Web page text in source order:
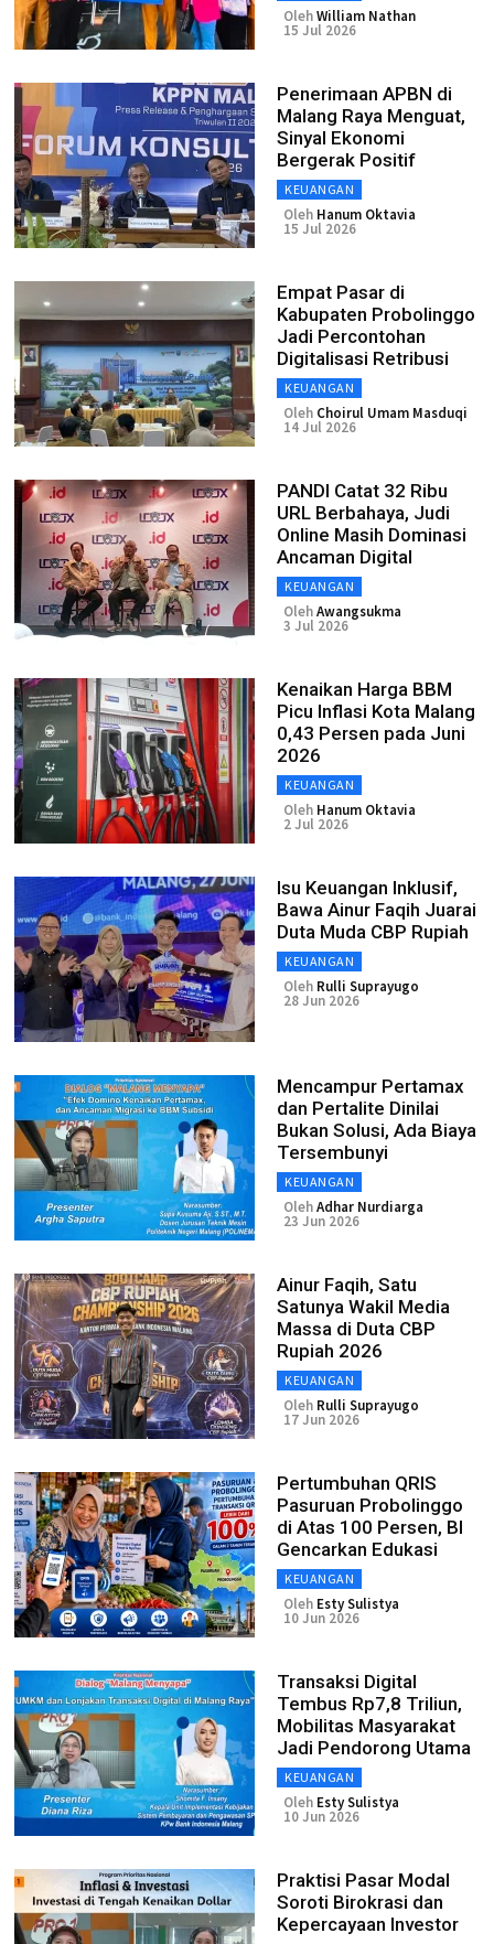
OlehWilliam Nathan
15 Jul 2026
Penerimaan APBN di
Malang Raya Menguat,
Sinyal Ekonomi
Bergerak Positif
KEUANGAN
Oleh Hanum Oktavia
15 Jul 2026
Empat Pasar di
Kabupaten Probolinggo
Jadi Percontohan
Digitalisasi Retribusi
KEUANGAN
Oleh Choirul Umam Masduqi
14 Jul 2026
PANDI Catat 32 Ribu
URL Berbahaya, Judi
Online Masih Dominasi
Ancaman Digital
KEUANGAN
OlehAwangsukma
3 Jul 2026
Kenaikan Harga BBM
Picu Inflasi Kota Malang
0,43 Persen pada Juni
2026
KEUANGAN
Oleh Hanum Oktavia
2 Jul 2026
Isu Keuangan Inklusif,
Bawa Ainur Faqih Juarai
Duta Muda CBP Rupiah
KEUANGAN
Oleh Rulli Suprayugo
28 Jun 2026
Mencampur Pertamax
dan Pertalite Dinilai
Bukan Solusi, Ada Biaya
Tersembunyi
KEUANGAN
OlehAdhar Nurdiarga
23 Jun 2026
Ainur Faqih, Satu
Satunya Wakil Media
Massa di Duta CBP
Rupiah 2026
KEUANGAN
Oleh Rulli Suprayugo
17 Jun 2026
Pertumbuhan QRIS
Pasuruan Probolinggo
di Atas 100 Persen, BI
Gencarkan Edukasi
KEUANGAN
Oleh Esty Sulistya
10 Jun 2026
Transaksi Digital
Tembus Rp7,8 Triliun,
Mobilitas Masyarakat
Jadi Pendorong Utama
KEUANGAN
Oleh Esty Sulistya
10 Jun 2026
Praktisi Pasar Modal
Soroti Birokrasi dan
Kepercayaan Investor